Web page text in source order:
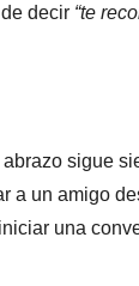
decir “te
sigue
a un amigo
una